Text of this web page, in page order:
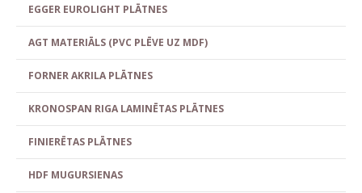
EGGER EUROLIGHT PLĀTNES
AGT MATERIĀLS (PVC PLĒVE UZ MDF)
FORNER AKRILA PLĀTNES
KRONOSPAN RIGA LAMINĒTAS PLĀTNES
FINIERĒTAS PLĀTNES
HDF MUGURSIENAS